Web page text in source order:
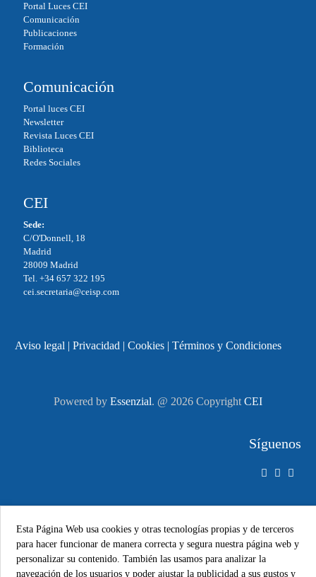
Portal Luces CEI
Comunicación
Publicaciones
Formación
Comunicación
Portal luces CEI
Newsletter
Revista Luces CEI
Biblioteca
Redes Sociales
CEI
Sede:
C/O'Donnell, 18
Madrid
28009 Madrid
Tel. +34 657 322 195
cei.secretaria@ceisp.com
Aviso legal | Privacidad | Cookies| Términos y Condiciones
Powered by Essenzial. @ 2026 Copyright CEI
Síguenos
Esta Página Web usa cookies y otras tecnologías propias y de terceros
para hacer funcionar de manera correcta y segura nuestra página web y
personalizar su contenido. También las usamos para analizar la
navegación de los usuarios y poder ajustar la publicidad a sus gustos y